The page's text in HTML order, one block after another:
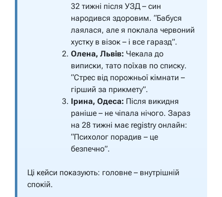
32 тижні після УЗД – син
народився здоровим. “Бабуся
лаялася, але я поклала червоний
хустку в візок – і все гаразд”.
Олена, Львів: Чекала до
виписки, тато поїхав по списку.
“Стрес від порожньої кімнати –
гірший за прикмету”.
Ірина, Одеса: Після викидня
раніше – не чіпала нічого. Зараз
на 28 тижні має registry онлайн:
“Психолог порадив – це
безпечно”.
Ці кейси показують: головне – внутрішній
спокій.